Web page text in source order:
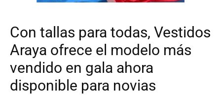
Con tallas para todas, Vestidos
Araya ofrece el modelo más
vendido en gala ahora
disponible para novias